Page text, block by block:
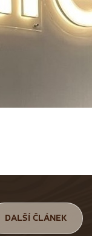
DALŠÍ ČLÁNEK